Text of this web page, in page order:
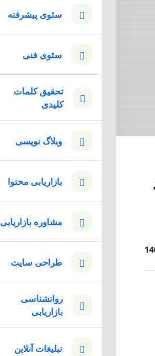
سئوی پیشرفته
سئوی فنی
تحقیق کلمات
کلیدی
وبلاگ نویسی
بازاریابی محتوا
مشاوره بازاریابی
طراحی سایت
روانشناسی
بازاریابی
تبلیغات آنلاین